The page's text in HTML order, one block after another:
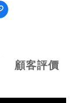
顧客評價